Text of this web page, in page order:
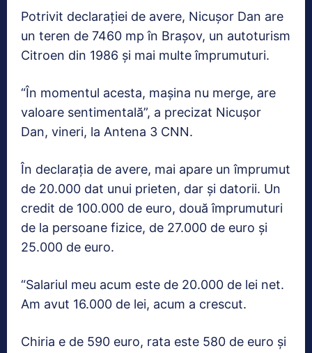
Potrivit declaraţiei de avere, Nicuşor Dan are
un teren de 7460 mp în Braşov, un autoturism
Citroen din 1986 şi mai multe împrumuturi.
“În momentul acesta, maşina nu merge, are
valoare sentimentală”, a precizat Nicuşor
Dan, vineri, la Antena 3 CNN.
În declaraţia de avere, mai apare un împrumut
de 20.000 dat unui prieten, dar şi datorii. Un
credit de 100.000 de euro, două împrumuturi
de la persoane fizice, de 27.000 de euro şi
25.000 de euro.
“Salariul meu acum este de 20.000 de lei net.
Am avut 16.000 de lei, acum a crescut.
Chiria e de 590 euro, rata este 580 de euro şi